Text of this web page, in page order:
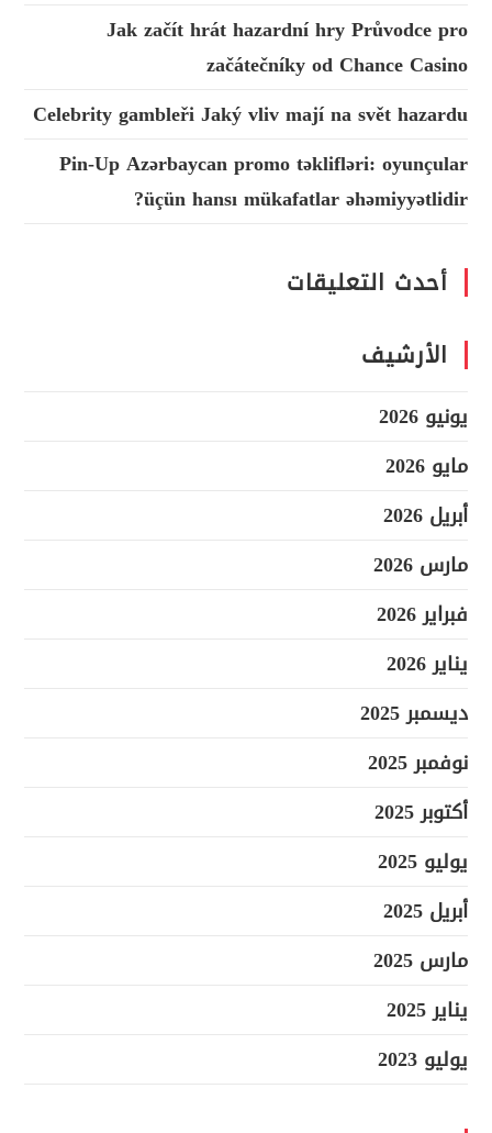
Jak začít hrát hazardní hry Průvodce pro
začátečníky od Chance Casino
Celebrity gambleři Jaký vliv mají na svět hazardu
Pin-Up Azərbaycan promo təklifləri: oyunçular
üçün hansı mükafatlar əhəmiyyətlidir?
أحدث التعليقات
الأرشيف
يونيو 2026
مايو 2026
أبريل 2026
مارس 2026
فبراير 2026
يناير 2026
ديسمبر 2025
نوفمبر 2025
أكتوبر 2025
يوليو 2025
أبريل 2025
مارس 2025
يناير 2025
يوليو 2023